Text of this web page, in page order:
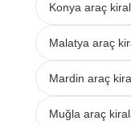
Konya araç
Malatya araç
Mardin araç
Muğla araç